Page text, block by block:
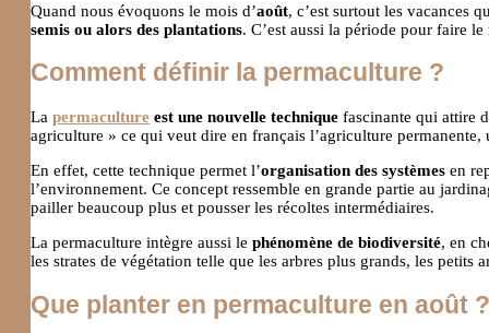
Quand nous évoquons le mois d’août, c’est surtout les vacances
semis ou alors des plantations. C’est aussi la période pour faire le
Comment définir la permaculture ?
La permaculture est une nouvelle technique fascinante qui attire
agriculture » ce qui veut dire en français l’agriculture
En effet, cette technique permet l’organisation des systèmes en
l’environnement. Ce concept ressemble en grande partie au
pailler beaucoup plus et pousser les récoltes intermédiaires.
La permaculture intègre aussi le phénomène de biodiversité, en
les strates de végétation telle que les arbres plus grands, les petits
Que planter en permaculture en août ?